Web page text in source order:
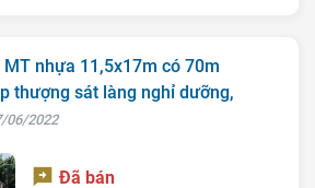
nhựa 11,5x17m có 70m
thượng sát làng nghỉ dưỡng,
06/2022
Đã bán